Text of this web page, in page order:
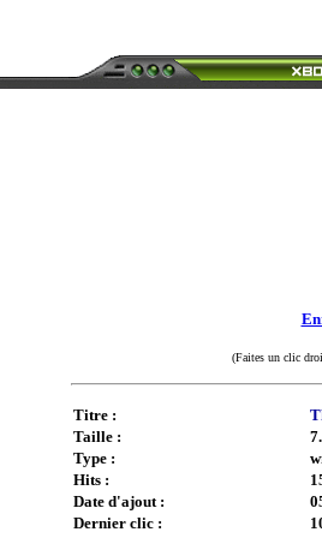
(Faites un clic
Titre :
Taille :
Type :
Hits :
Date d'ajout :
Dernier clic :